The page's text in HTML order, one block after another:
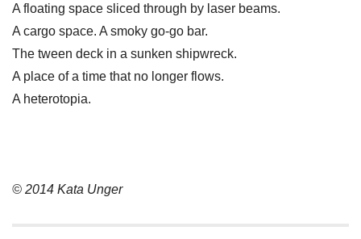
A floating space sliced through by laser beams.
A cargo space. A smoky go-go bar.
The tween deck in a sunken shipwreck.
A place of a time that no longer flows.
A heterotopia.
© 2014 Kata Unger